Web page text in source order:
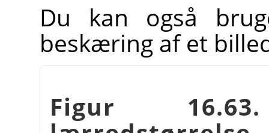
Du kan også
beskæring af et
Figur